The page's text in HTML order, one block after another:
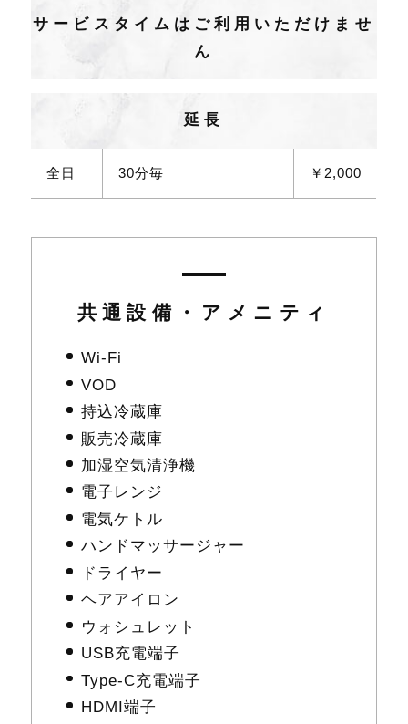
サービスタイムはご利用いただけませ
ん
延長
全日 30分毎 ￥2,000
共通設備・アメニティ
Wi-Fi
VOD
持込冷蔵庫
販売冷蔵庫
加湿空気清浄機
電子レンジ
電気ケトル
ハンドマッサージャー
ドライヤー
ヘアアイロン
ウォシュレット
USB充電端子
Type-C充電端子
HDMI端子